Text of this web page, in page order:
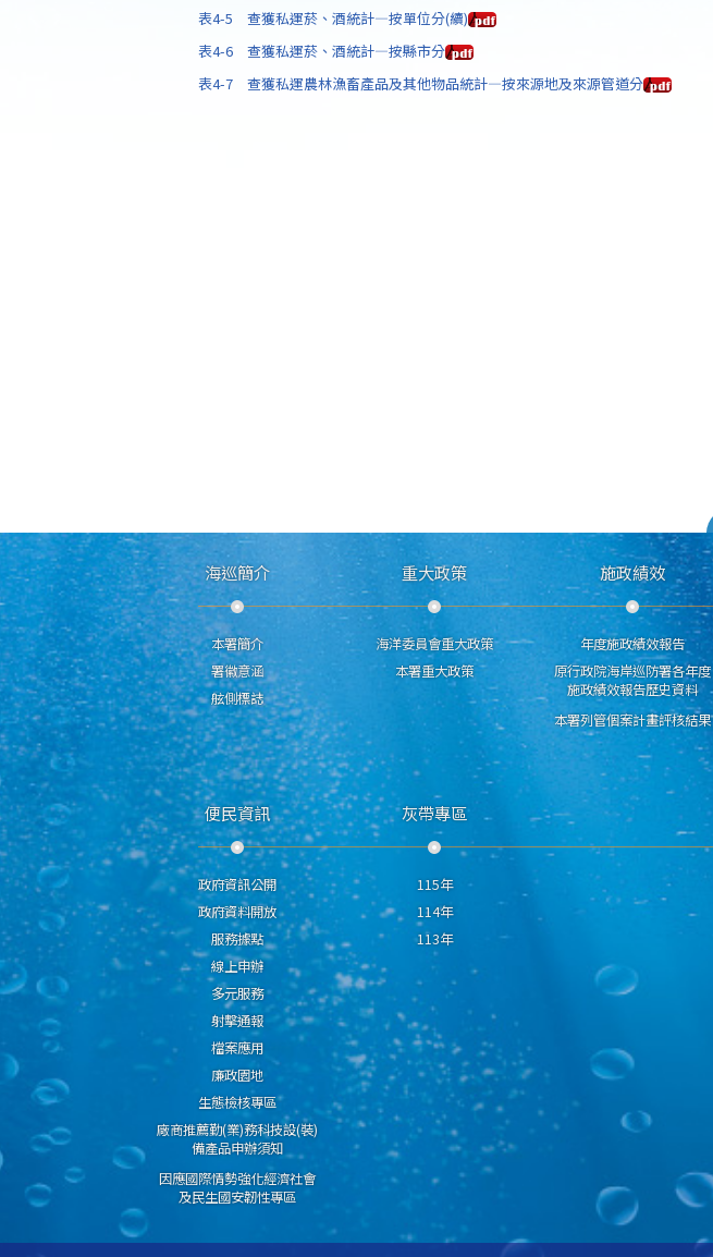
表4-5 查獲私運菸、酒統計—按單位分(續)
表4-6 查獲私運菸、酒統計—按縣市分
表4-7 查獲私運農林漁畜產品及其他物品統計—按來源地及來源管道分
海巡簡介
本署簡介
署徽意涵
舷側標誌
重大政策
海洋委員會重大政策
本署重大政策
施政績效
年度施政績效報告
原行政院海岸巡防署各年度
施政績效報告歷史資料
本署列管個案計畫評核結果
便民資訊
政府資訊公開
政府資料開放
服務據點
線上申辦
多元服務
射擊通報
檔案應用
廉政園地
生態檢核專區
廠商推薦勤(業)務科技設(裝)
備產品申辦須知
因應國際情勢強化經濟社會
及民生國安韌性專區
灰帶專區
115年
114年
113年